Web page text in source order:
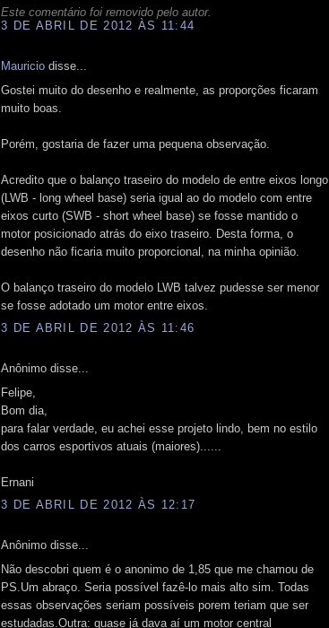
Este comentário foi removido pelo autor.
3 DE ABRIL DE 2012 ÀS 11:44
Mauricio disse...
Gostei muito do desenho e realmente, as proporções ficaram
muito boas.
Porém, gostaria de fazer uma pequena observação.
Acredito que o balanço traseiro do modelo de entre eixos longo
(LWB - long wheel base) seria igual ao do modelo com entre
eixos curto (SWB - short wheel base) se fosse mantido o
motor posicionado atrás do eixo traseiro. Desta forma, o
desenho não ficaria muito proporcional, na minha opinião.
O balanço traseiro do modelo LWB talvez pudesse ser menor
se fosse adotado um motor entre eixos.
3 DE ABRIL DE 2012 ÀS 11:46
Anônimo disse...
Felipe,
Bom dia,
para falar verdade, eu achei esse projeto lindo, bem no estilo
dos carros esportivos atuais (maiores)......
Ernani
3 DE ABRIL DE 2012 ÀS 12:17
Anônimo disse...
Não descobri quem é o anonimo de 1,85 que me chamou de
PS.Um abraço. Seria possível fazê-lo mais alto sim. Todas
essas observações seriam possíveis porem teriam que ser
estudadas.Outra: quase já dava aí um motor central